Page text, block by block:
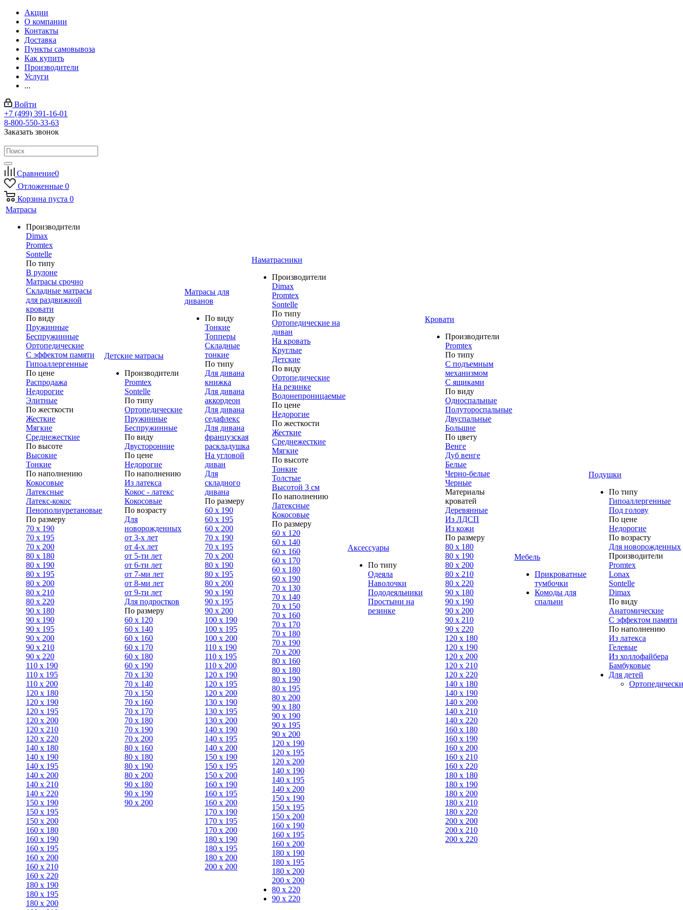
Акции
О компании
Контакты
Доставка
Пункты самовывоза
Как купить
Производители
Услуги
...
Войти
+7 (499) 391-16-01
8-800-550-33-63
Заказать звонок
Сравнение0
Отложенные 0
Корзина пуста 0
Матрасы
Производители
Dimax
Promtex
Sontelle
По типу
В рулоне
Матрасы срочно
Складные матрасы
для раздвижной
кровати
По виду
Пружинные
Беспружинные
Ортопедические
С эффектом памяти
Гипоаллергенные
По цене
Распродажа
Недорогие
Элитные
По жесткости
Жесткие
Мягкие
Среднежесткие
По высоте
Высокие
Тонкие
По наполнению
Кокосовые
Латексные
Латекс-кокос
Пенополиуретановые
По размеру
70 х 190
70 х 195
70 х 200
80 х 180
80 х 190
80 х 195
80 х 200
80 x 210
80 x 220
90 x 180
90 х 190
90 х 195
90 х 200
90 x 210
90 x 220
110 x 190
110 x 195
110 x 200
120 x 180
120 х 190
120 х 195
120 х 200
120 x 210
120 x 220
140 x 180
140 х 190
140 х 195
140 х 200
140 x 210
140 x 220
150 х 190
150 х 195
150 х 200
160 x 180
160 х 190
160 х 195
160 х 200
160 x 210
160 x 220
180 х 190
180 х 195
180 х 200
Детские матрасы
Производители
Promtex
Sontelle
По типу
Ортопедические
Пружинные
Беспружинные
По виду
Двусторонние
По цене
Недорогие
По наполнению
Из латекса
Кокос - латекс
Кокосовые
По возрасту
Для
новорожденных
от 3-х лет
от 4-х лет
от 5-ти лет
от 6-ти лет
от 7-ми лет
от 8-ми лет
от 9-ти лет
Для подростков
По размеру
60 х 120
60 х 140
60 х 160
60 х 170
60 х 180
60 х 190
70 х 130
70 х 140
70 х 150
70 х 160
70 х 170
70 х 180
70 х 190
70 х 200
80 х 160
80 х 180
80 x 190
80 x 200
90 х 180
90 x 190
90 x 200
Матрасы для
диванов
По виду
Тонкие
Топперы
Складные
тонкие
По типу
Для дивана
книжка
Для дивана
аккордеон
Для дивана
седафлекс
Для дивана
французская
раскладушка
На угловой
диван
Для
складного
дивана
По размеру
60 х 190
60 х 195
60 х 200
70 x 190
70 х 195
70 x 200
80 x 190
80 x 195
80 x 200
90 x 190
90 x 195
90 x 200
100 x 190
100 х 195
100 x 200
110 x 190
110 х 195
110 х 200
120 х 190
120 х 195
120 х 200
130 х 190
130 х 195
130 х 200
140 х 190
140 х 195
140 х 200
150 х 190
150 х 195
150 х 200
160 х 190
160 х 195
160 х 200
170 х 190
170 х 195
170 х 200
180 х 190
180 х 195
180 х 200
200 x 200
Наматрасники
Производители
Dimax
Promtex
Sontelle
По типу
Ортопедические на
диван
На кровать
Круглые
Детские
По виду
Ортопедические
На резинке
Водонепроницаемые
По цене
Недорогие
По жесткости
Жесткие
Среднежесткие
Мягкие
По высоте
Тонкие
Толстые
Высотой 3 см
По наполнению
Латексные
Кокосовые
По размеру
60 х 120
60 х 140
60 х 160
60 х 170
60 х 180
60 х 190
70 х 130
70 х 140
70 х 150
70 х 160
70 х 170
70 х 180
70 х 190
70 х 200
80 х 160
80 х 180
80 x 190
80 х 195
80 х 200
90 х 180
90 х 190
90 х 195
90 х 200
120 х 190
120 х 195
120 х 200
140 х 190
140 х 195
140 х 200
150 х 190
150 х 195
150 х 200
160 х 190
160 х 195
160 х 200
180 х 190
180 х 195
180 х 200
200 х 200
80 x 220
90 x 220
Аксессуары
По типу
Одеяла
Наволочки
Пододеяльники
Простыни на
резинке
Кровати
Производители
Promtex
По типу
С подъемным
механизмом
С ящиками
По виду
Односпальные
Полутороспальные
Двуспальные
Большие
По цвету
Венге
Дуб венге
Белые
Черно-белые
Черные
Материалы
кроватей
Деревянные
Из ЛДСП
Из кожи
По размеру
80 x 180
80 x 190
80 x 200
80 x 210
80 x 220
90 x 180
90 х 190
90 х 200
90 x 210
90 x 220
120 x 180
120 х 190
120 х 200
120 x 210
120 x 220
140 x 180
140 х 190
140 х 200
140 x 210
140 x 220
160 x 180
160 х 190
160 х 200
160 x 210
160 x 220
180 x 180
180 х 190
180 х 200
180 x 210
180 x 220
200 х 200
200 x 210
200 x 220
Мебель
Прикроватные
тумбочки
Комоды для
спальни
Подушки
По типу
Гипоаллергенные
Под голову
По цене
Недорогие
По возрасту
Для новорожденных
Производители
Promtex
Lonax
Sontelle
Dimax
По виду
Анатомические
С эффектом памяти
По наполнению
Из латекса
Гелевые
Из холлофайбера
Бамбуковые
Для детей